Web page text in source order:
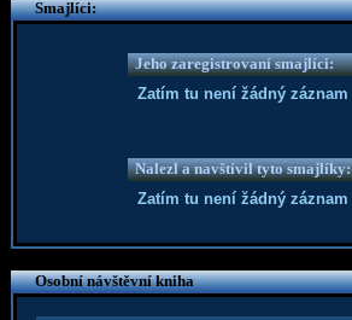
Smajlíci:
Jeho zaregistrovaní smajlíci:
Zatím tu není žádný záznam
Nalezl a navštívil tyto smajlíky:
Zatím tu není žádný záznam
Osobní návštěvní kniha